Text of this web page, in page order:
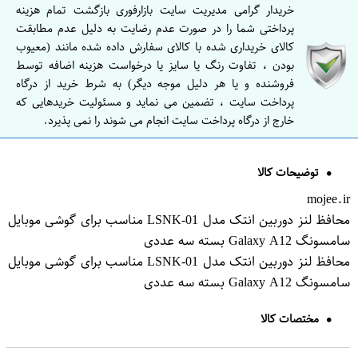
خریدار گرامی مدیریت سایت بازارفوری بازگشت تمام هزینه
پرداختی شما را در صورت عدم رضایت به دلیل عدم مطابقت
کالای خریداری شده با کالای سفارش داده شده مانند (معیوب
بودن ، تفاوت رنگ یا سایز یا درخواست هزینه اضافه توسط
فروشنده و یا هر دلیل موجه دیگر) به شرط خرید از درگاه
پرداخت سایت ، تضمین می نماید و مسئولیت خریدهایی که
خارج از درگاه پرداخت سایت انجام می شوند را نمی پذیرد.
توضیحات کالا
mojee.ir
محافظ لنز دوربین انتک مدل LSNK-01 مناسب برای گوشی موبایل
سامسونگ Galaxy A12 بسته سه عددی
محافظ لنز دوربین انتک مدل LSNK-01 مناسب برای گوشی موبایل
سامسونگ Galaxy A12 بسته سه عددی
مختصات کالا